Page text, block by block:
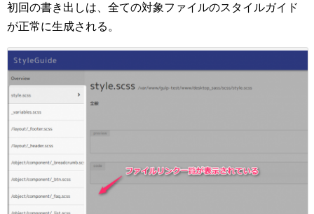
初回の書き出しは、全ての対象ファイルのスタイルガイド
が正常に生成される。